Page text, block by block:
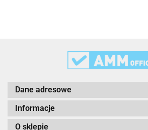
Dane adresowe
Informacje
O sklepie